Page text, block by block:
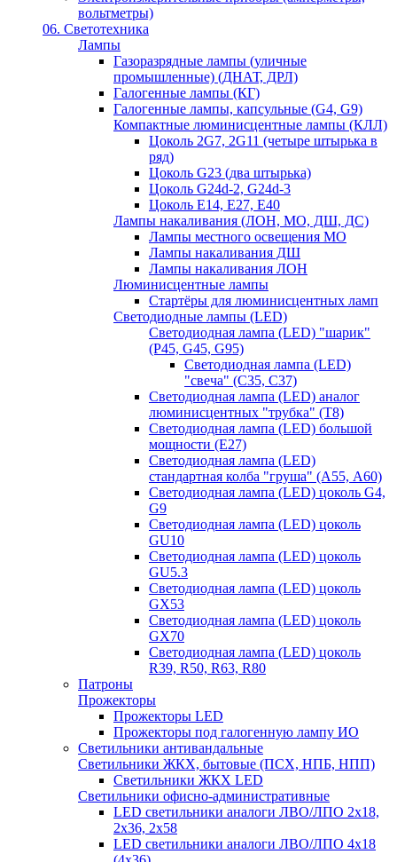
вольтметры)
06. Светотехника
Лампы
Газоразрядные лампы (уличные
промышленные) (ДНАТ, ДРЛ)
Галогенные лампы (КГ)
Галогенные лампы, капсульные (G4, G9)
Компактные люминисцентные лампы (КЛЛ)
Цоколь 2G7, 2G11 (четыре штырька в
ряд)
Цоколь G23 (два штырька)
Цоколь G24d-2, G24d-3
Цоколь Е14, Е27, Е40
Лампы накаливания (ЛОН, МО, ДШ, ДС)
Лампы местного освещения МО
Лампы накаливания ДШ
Лампы накаливания ЛОН
Люминисцентные лампы
Стартёры для люминисцентных ламп
Светодиодные лампы (LED)
Светодиодная лампа (LED) "шарик"
(P45, G45, G95)
Светодиодная лампа (LED)
"свеча" (С35, С37)
Светодиодная лампа (LED) аналог
люминисцентных "трубка" (T8)
Светодиодная лампа (LED) большой
мощности (Е27)
Светодиодная лампа (LED)
стандартная колба "груша" (А55, А60)
Светодиодная лампа (LED) цоколь G4,
G9
Светодиодная лампа (LED) цоколь
GU10
Светодиодная лампа (LED) цоколь
GU5.3
Светодиодная лампа (LED) цоколь
GX53
Светодиодная лампа (LED) цоколь
GX70
Светодиодная лампа (LED) цоколь
R39, R50, R63, R80
Патроны
Прожекторы
Прожекторы LED
Прожекторы под галогенную лампу ИО
Светильники антивандальные
Светильники ЖКХ, бытовые (ПСХ, НПБ, НПП)
Светильники ЖКХ LED
Светильники офисно-административные
LED светильники аналоги ЛВО/ЛПО 2х18,
2х36, 2х58
LED светильники аналоги ЛВО/ЛПО 4х18